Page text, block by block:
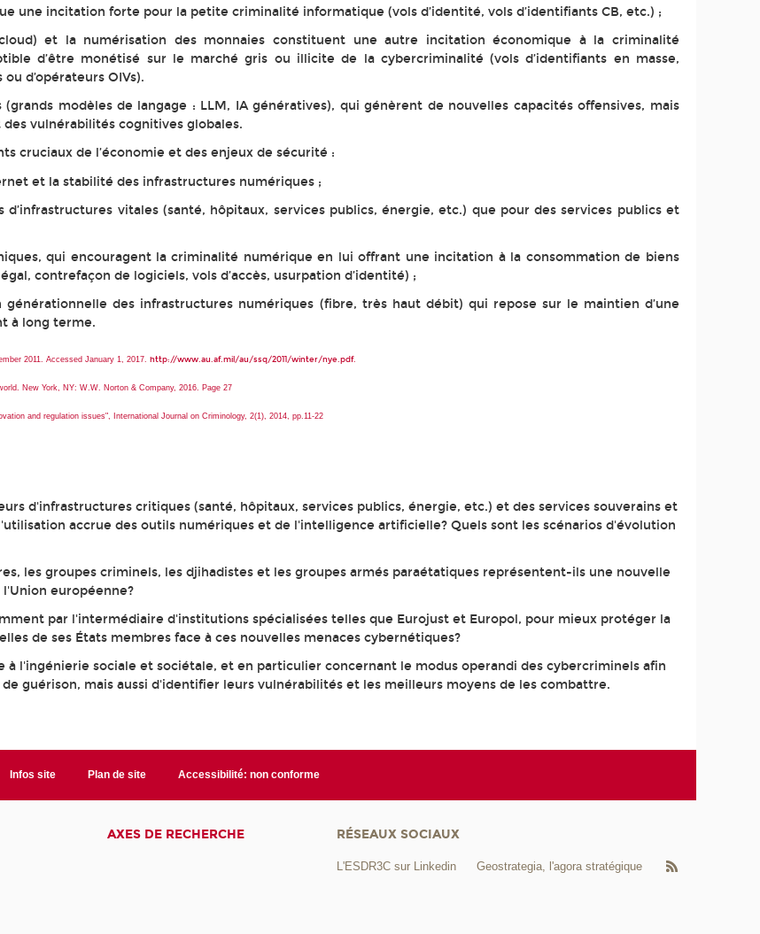
une incitation forte pour la petite criminalité informatique (vols d’identité, vols d’identifiants CB, etc.) ;
et la numérisation des monnaies constituent une autre incitation économique à la criminalité
d’être monétisé sur le marché gris ou illicite de la cybercriminalité (vols d’identifiants en masse,
d’opérateurs OIVs).
modèles de langage : LLM, IA génératives), qui génèrent de nouvelles capacités offensives, mais
vulnérabilités cognitives globales.
cruciaux de l’économie et des enjeux de sécurité :
et la stabilité des infrastructures numériques ;
vitales (santé, hôpitaux, services publics, énergie, etc.) que pour des services publics et
qui encouragent la criminalité numérique en lui offrant une incitation à la consommation de biens
contrefaçon de logiciels, vols d’accès, usurpation d’identité) ;
générationnelle des infrastructures numériques (fibre, très haut débit) qui repose sur le maintien d’une
à long terme.
2011. Accessed January 1, 2017.http://www.au.af.mil/au/ssq/2011/winter/nye.pdf.
New York, NY: W.W. Norton & Company, 2016. Page 27
and regulation issues", International Journal on Criminology, 2(1), 2014, pp.11-22
d'infrastructures critiques (santé, hôpitaux, services publics, énergie, etc.) et des services souverains et
accrue des outils numériques et de l'intelligence artificielle? Quels sont les scénarios d'évolution
les groupes criminels, les djihadistes et les groupes armés paraétatiques représentent-ils une nouvelle
européenne?
par l'intermédiaire d'institutions spécialisées telles que Eurojust et Europol, pour mieux protéger la
de ses États membres face à ces nouvelles menaces cybernétiques?
à l'ingénierie sociale et sociétale, et en particulier concernant le modus operandi des cybercriminels afin
guérison, mais aussi d'identifier leurs vulnérabilités et les meilleurs moyens de les combattre.
Infos site Plan de site Accessibilité: non conforme
AXES DE RECHERCHE RÉSEAUX SOCIAUX
L'ESDR3C sur Linkedin Geostrategia, l'agora stratégique